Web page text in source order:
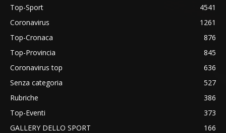
Top-Sport
4541
Coronavirus
1261
Top-Cronaca
876
Top-Provincia
845
Coronavirus top
636
Senza categoria
527
Rubriche
386
Top-Eventi
373
GALLERY DELLO SPORT
166